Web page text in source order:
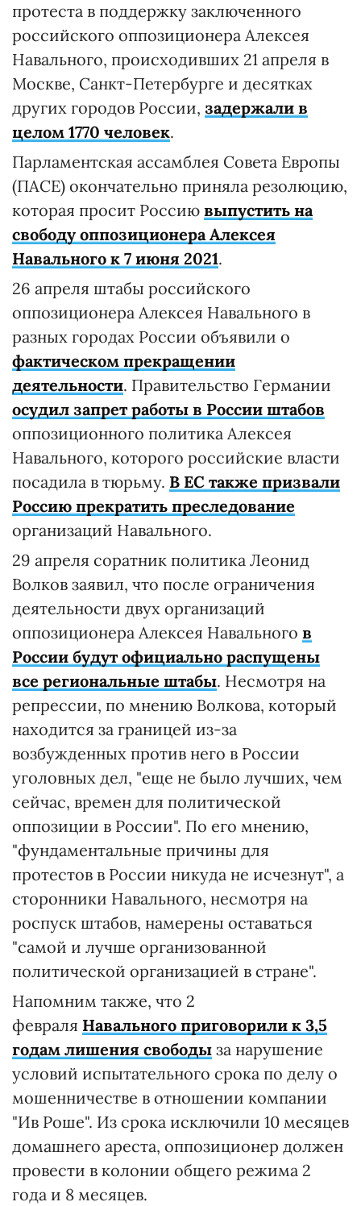
протеста в поддержку заключенного
российского оппозиционера Алексея
Навального, происходивших 21 апреля в
Москве, Санкт-Петербурге и десятках
других городов России, задержали в
целом 1770 человек.
Парламентская ассамблея Совета Европы
(ПАСЕ) окончательно приняла резолюцию,
которая просит Россию выпустить на
свободу оппозиционера Алексея
Навального к 7 июня 2021.
26 апреля штабы российского
оппозиционера Алексея Навального в
разных городах России объявили о
фактическом прекращении
деятельности. Правительство Германии
осудил запрет работы в России штабов
оппозиционного политика Алексея
Навального, которого российские власти
посадила в тюрьму. В ЕС также призвали
Россию прекратить преследование
организаций Навального.
29 апреля соратник политика Леонид
Волков заявил, что после ограничения
деятельности двух организаций
оппозиционера Алексея Навального в
России будут официально распущены
все региональные штабы. Несмотря на
репрессии, по мнению Волкова, который
находится за границей из-за
возбужденных против него в России
уголовных дел, "еще не было лучших, чем
сейчас, времен для политической
оппозиции в России". По его мнению,
"фундаментальные причины для
протестов в России никуда не исчезнут", а
сторонники Навального, несмотря на
роспуск штабов, намерены оставаться
"самой и лучше организованной
политической организацией в стране".
Напомним также, что 2
февраля Навального приговорили к 3,5
годам лишения свободы за нарушение
условий испытательного срока по делу о
мошенничестве в отношении компании
"Ив Роше". Из срока исключили 10 месяцев
домашнего ареста, оппозиционер должен
провести в колонии общего режима 2
года и 8 месяцев.